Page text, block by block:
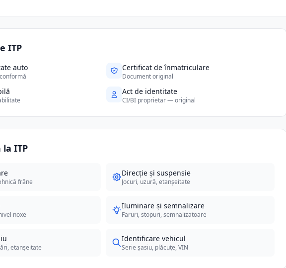
ITP
auto Certificat de înmatriculare
Document original
Act de identitate
CI/BI proprietar — original
la ITP
frâne
Direcție și suspensie
Jocuri, uzură, etanșeitate
noxe
Iluminare și semnalizare
Faruri, stopuri, semnalizatoare
etanșeitate
Identificare vehicul
Serie șasiu, plăcuțe, VIN